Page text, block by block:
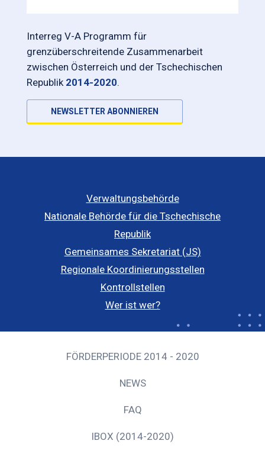
Interreg V-A Programm für
grenzüberschreitende Zusammenarbeit
zwischen Österreich und der Tschechischen
Republik 2014-2020.
NEWSLETTER ABONNIEREN
Verwaltungsbehörde
Nationale Behörde für die Tschechische
Republik
Gemeinsames Sekretariat (JS)
Regionale Koordinierungsstellen
Kontrollstellen
Wer ist wer?
FÖRDERPERIODE 2014 - 2020
NEWS
FAQ
IBOX (2014-2020)